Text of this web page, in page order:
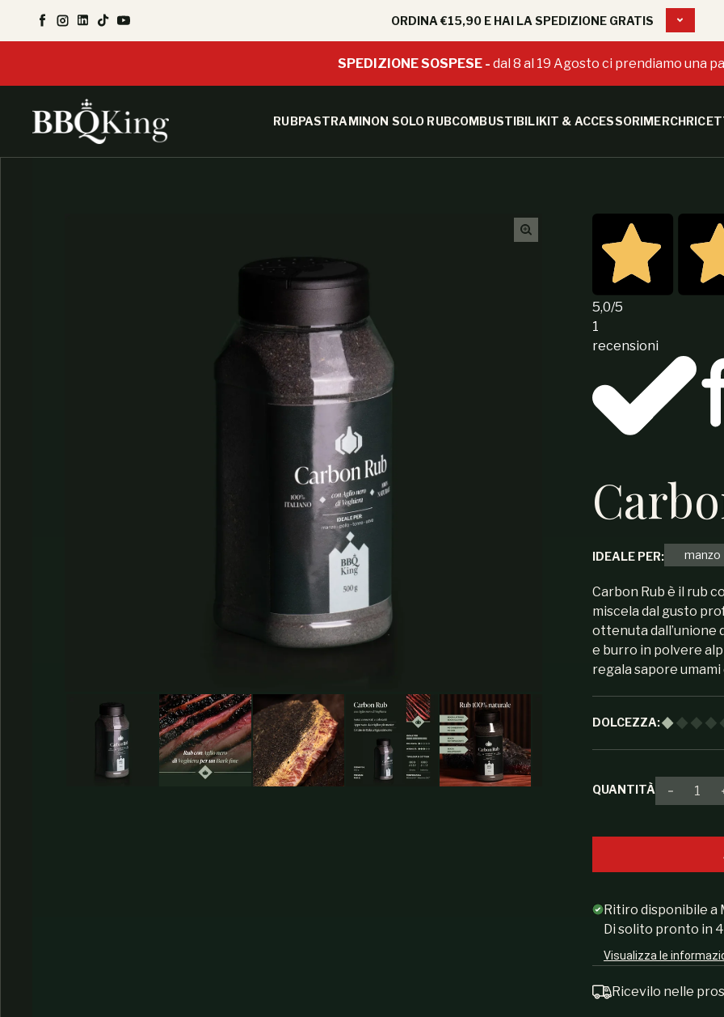
Facebook
Instagram
LinkedIn
TikTokYouTube
ORDINA €15,90 E HAI LA SPEDIZIONE GRATIS
SPEDIZIONE SOSPESE - dal 8 al 19 Agosto ci prendiamo una
RUBPASTRAMINON SOLO RUBCOMBUSTIBILIKIT & ACCESSORIMERCH
5,0/5
1
recensioni
IDEALE PER: manzo
Carbon Rub è il rub
miscela dal gusto
ottenuta dall’unione
e burro in polvere
regala sapore
DOLCEZZA:
QUANTITÀ
Ritiro disponibile a
Di solito pronto in
Visualizza le
Ricevilo nelle